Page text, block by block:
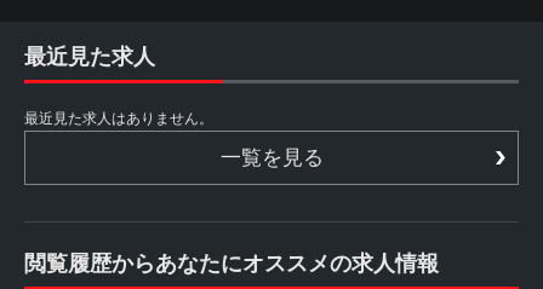
最近見た求人
最近見た求人はありません。
一覧を見る
閲覧履歴からあなたにオススメの求人情報